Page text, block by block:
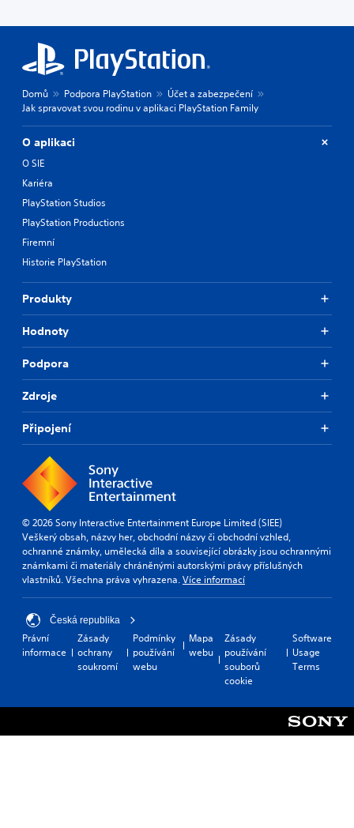
Domů Podpora PlayStation
Účet a zabezpečení
Jak spravovat svou rodinu v aplikaci PlayStation Family
O aplikaci
O SIE
Kariéra
PlayStation Studios
PlayStation Productions
Firemní
Historie PlayStation
Produkty
Hodnoty
Podpora
Zdroje
Připojení
© 2026 Sony Interactive Entertainment Europe Limited (SIEE)
Veškerý obsah, názvy her, obchodní názvy či obchodní vzhled,
ochranné známky, umělecká díla a související obrázky jsou ochrannými
známkami či materiály chráněnými autorskými právy příslušných
vlastníků. Všechna práva vyhrazena.Více informací
Česká republika
Právní
informace
Zásady
ochrany
soukromí
Podmínky
používání
webu
Mapa
webu
Zásady
používání
souborů
cookie
Software
Usage
Terms